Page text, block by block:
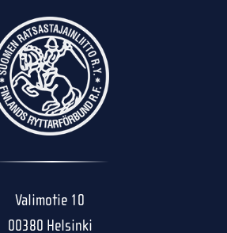
Valimotie 10
00380 Helsinki